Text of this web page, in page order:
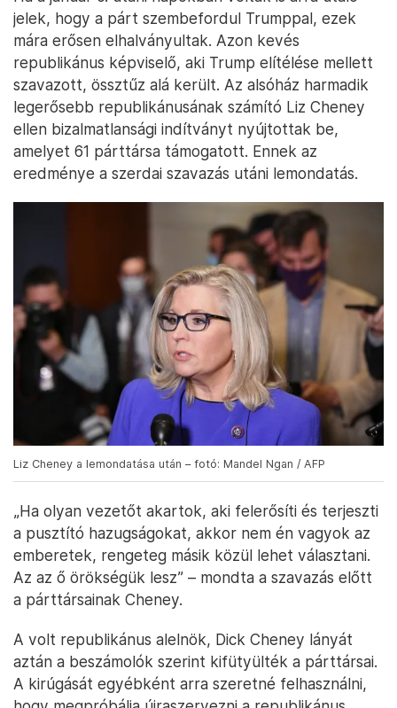
jelek, hogy a párt szembefordul Trumppal, ezek
mára erősen elhalványultak. Azon kevés
republikánus képviselő, aki Trump elítélése mellett
szavazott, össztűz alá került. Az alsóház harmadik
legerősebb republikánusának számító Liz Cheney
ellen bizalmatlansági indítványt nyújtottak be,
amelyet 61 párttársa támogatott. Ennek az
eredménye a szerdai szavazás utáni lemondatás.
Liz Cheney a lemondatása után – fotó: Mandel Ngan / AFP
„Ha olyan vezetőt akartok, aki felerősíti és terjeszti
a pusztító hazugságokat, akkor nem én vagyok az
emberetek, rengeteg másik közül lehet választani.
Az az ő örökségük lesz” – mondta a szavazás előtt
a párttársainak Cheney.
A volt republikánus alelnök, Dick Cheney lányát
aztán a beszámolók szerint kifütyülték a párttársai.
A kirúgását egyébként arra szeretné felhasználni,